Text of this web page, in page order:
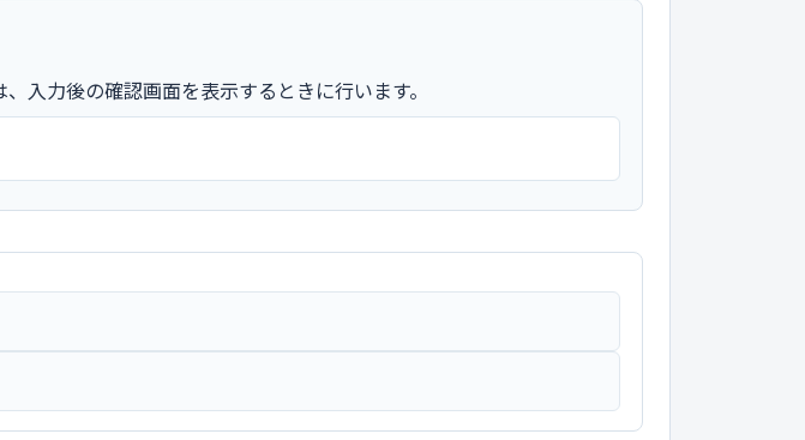
入力後の確認画面を表示するときに行います。